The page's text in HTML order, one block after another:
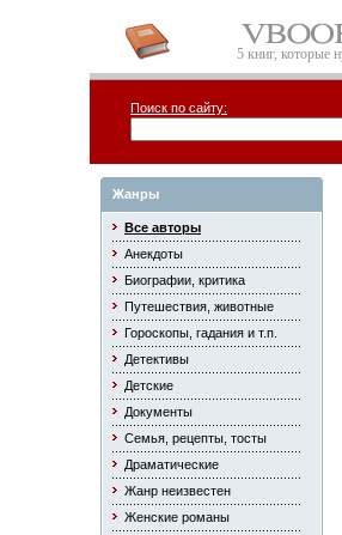
5 книг, которые
Поиск по сайту:
Жанры
Все авторы
Анекдоты
Биографии, критика
Путешествия, животные
Гороскопы, гадания и т.п.
Детективы
Детские
Документы
Семья, рецепты, тосты
Драматические
Жанр неизвестен
Женские романы